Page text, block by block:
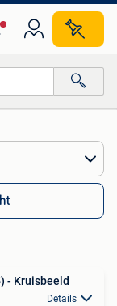
- Kruisbeeld
Details